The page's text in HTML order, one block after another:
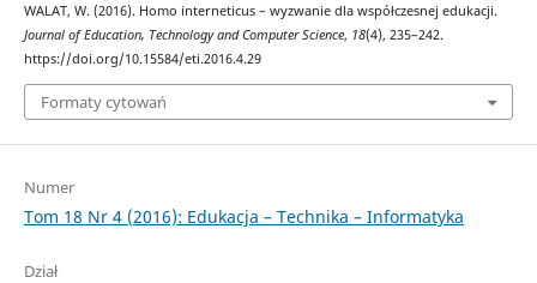
WALAT, W. (2016). Homo interneticus – wyzwanie dla współczesnej edukacji.
Journal of Education, Technology and Computer Science, 18(4), 235–242.
https://doi.org/10.15584/eti.2016.4.29
Formaty cytowań
Numer
Tom 18 Nr 4 (2016): Edukacja – Technika – Informatyka
Dział